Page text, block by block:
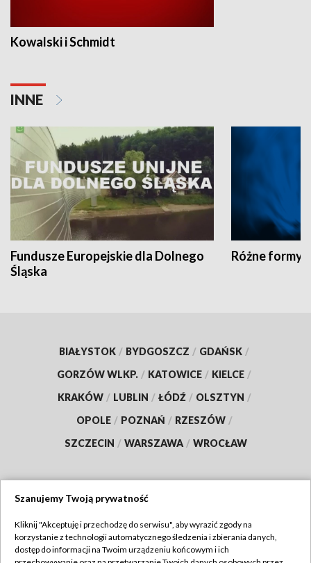
Kowalski i Schmidt
INNE
Fundusze Europejskie dla Dolnego
Śląska
Różne formy
BIAŁYSTOK / BYDGOSZCZ / GDAŃSK /
GORZÓW WLKP. / KATOWICE / KIELCE /
KRAKÓW / LUBLIN / ŁÓDŹ / OLSZTYN /
OPOLE / POZNAŃ / RZESZÓW /
SZCZECIN / WARSZAWA / WROCŁAW
TVP
Szanujemy Twoją prywatność
Kliknij "Akceptuję i przechodzę do serwisu", aby wyrazić zgody na
korzystanie z technologii automatycznego śledzenia i zbierania danych,
dostęp do informacji na Twoim urządzeniu końcowym i ich